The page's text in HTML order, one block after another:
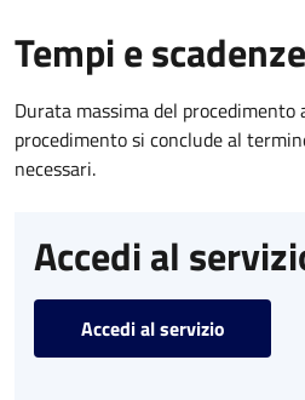
Tempi e scadenze
Durata massima del
procedimento si conclude al
necessari.
Accedi al
Accedi al servizio